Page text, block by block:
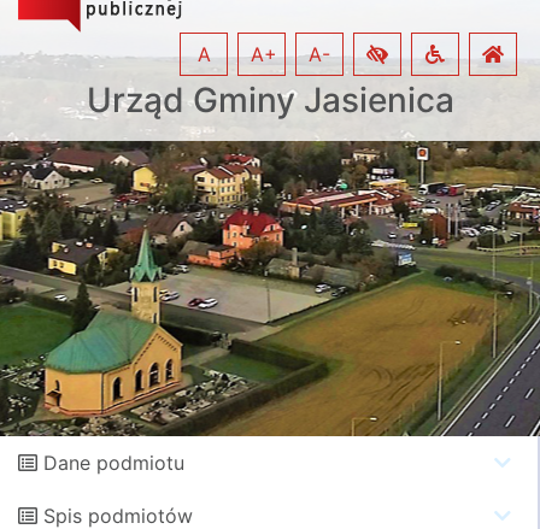
Urząd Gminy Jasienica
A A+ A-
Dane podmiotu
Spis podmiotów